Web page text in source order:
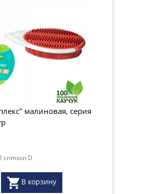
малиновая, серия
crimson D
В корзину